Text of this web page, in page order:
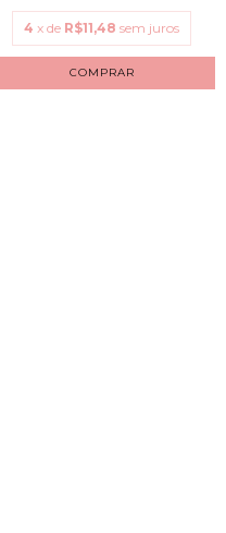
4 x de R$11,48 sem juros